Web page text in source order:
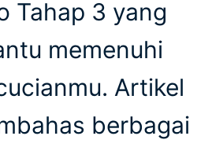
Tahap 3 yang
memenuhi
Artikel
berbagai